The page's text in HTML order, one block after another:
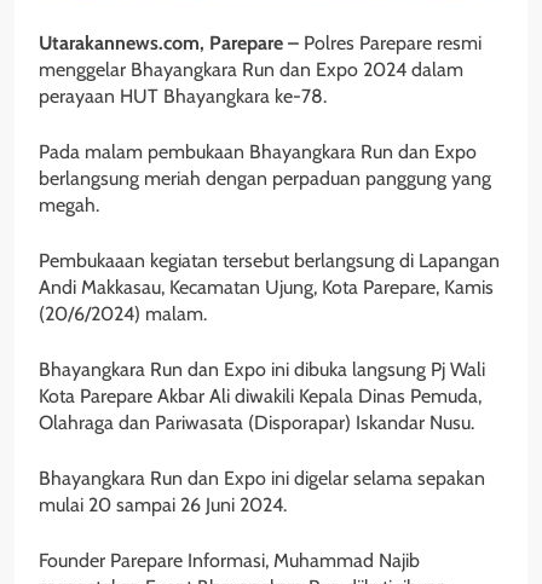
Utarakannews.com, Parepare – Polres Parepare resmi
menggelar Bhayangkara Run dan Expo 2024 dalam
perayaan HUT Bhayangkara ke-78.
Pada malam pembukaan Bhayangkara Run dan Expo
berlangsung meriah dengan perpaduan panggung yang
megah.
Pembukaaan kegiatan tersebut berlangsung di Lapangan
Andi Makkasau, Kecamatan Ujung, Kota Parepare, Kamis
(20/6/2024) malam.
Bhayangkara Run dan Expo ini dibuka langsung Pj Wali
Kota Parepare Akbar Ali diwakili Kepala Dinas Pemuda,
Olahraga dan Pariwasata (Disporapar) Iskandar Nusu.
Bhayangkara Run dan Expo ini digelar selama sepakan
mulai 20 sampai 26 Juni 2024.
Founder Parepare Informasi, Muhammad Najib